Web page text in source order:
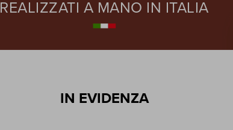
REALIZZATI A MANO IN ITALIA
IN EVIDENZA